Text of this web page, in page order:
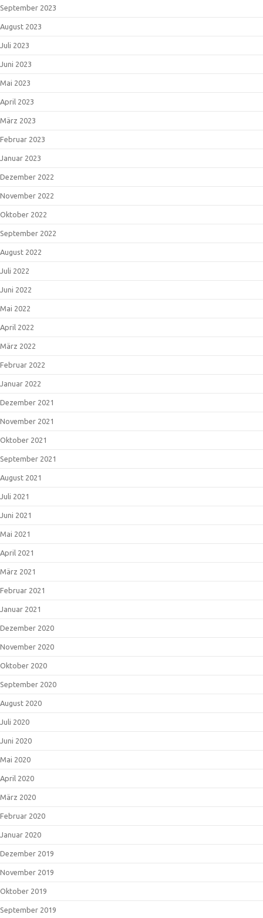
September 2023
August 2023
Juli 2023
Juni 2023
Mai 2023
April 2023
März 2023
Februar 2023
Januar 2023
Dezember 2022
November 2022
Oktober 2022
September 2022
August 2022
Juli 2022
Juni 2022
Mai 2022
April 2022
März 2022
Februar 2022
Januar 2022
Dezember 2021
November 2021
Oktober 2021
September 2021
August 2021
Juli 2021
Juni 2021
Mai 2021
April 2021
März 2021
Februar 2021
Januar 2021
Dezember 2020
November 2020
Oktober 2020
September 2020
August 2020
Juli 2020
Juni 2020
Mai 2020
April 2020
März 2020
Februar 2020
Januar 2020
Dezember 2019
November 2019
Oktober 2019
September 2019